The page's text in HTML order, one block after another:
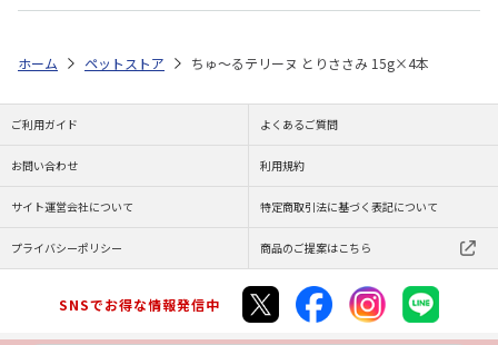
ホーム ペットストア ちゅ～るテリーヌ とりささみ 15g×4本
ご利用ガイド よくあるご質問
お問い合わせ 利用規約
サイト運営会社について 特定商取引法に基づく表記について
プライバシーポリシー 商品のご提案はこちら
SNSでお得な情報発信中